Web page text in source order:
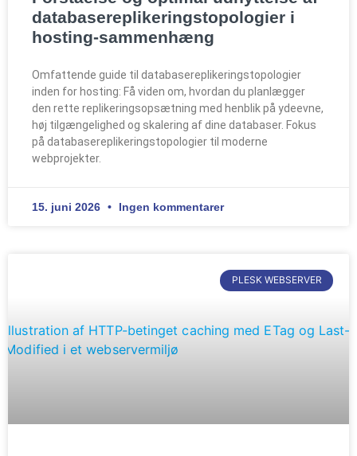
databasereplikeringstopologier i
hosting-sammenhæng
Omfattende guide til databasereplikeringstopologier
inden for hosting: Få viden om, hvordan du planlægger
den rette replikeringsopsætning med henblik på ydeevne,
høj tilgængelighed og skalering af dine databaser. Fokus
på databasereplikeringstopologier til moderne
webprojekter.
15. juni 2026 Ingen kommentarer
PLESK WEBSERVER